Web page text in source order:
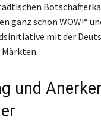
ganz schön WOW!“
mit der
und